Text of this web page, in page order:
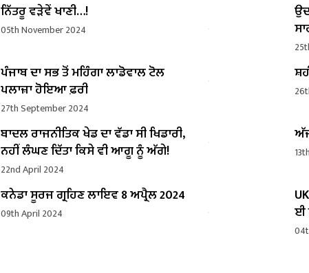
ਨਿੱਤਰੂ ਵੜੇਵੇਂ ਖਾਣੀ…!
05th November 2024
ਪੰਜਾਬ ਦਾ ਸਭ ਤੋਂ ਮਹਿੰਗਾ ਲਾਡੋਵਾਲ ਟੋਲ
ਪਲਾਜ਼ਾ ਹੋਇਆ ਫ਼ਰੀ
27th September 2024
ਬਾਦਲ ਰਾਜਨੀਤਿਕ ਖੇਡ ਦਾ ਵੱਡਾ ਸੀ ਖਿਡਾਰੀ,
ਨਹੀਂ ਲੰਘਣ ਦਿੱਤਾ ਕਿਸੇ ਵੀ ਆਗੂ ਨੂੰ ਅੱਗੇ!
22nd April 2024
ਕਨੇਡਾ ਸੂਰਜ ਗ੍ਰਹਿਣ ਲਾਇਵ 8 ਅਪ੍ਰੈਲ 2024
09th April 2024
ਈ